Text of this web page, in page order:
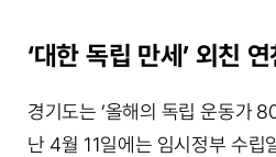
‘대한 독립 만세’ 외친
경기도는 ‘올해의 독립 운동가
난 4월 11일에는 임시정부 수립